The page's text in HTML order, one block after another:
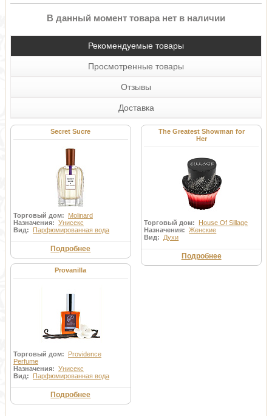
В данный момент товара нет в наличии
Рекомендуемые товары
Просмотренные товары
Отзывы
Доставка
Secret Sucre
Торговый дом: Molinard
Назначения: Унисекс
Вид:
Парфюмированная вода
Подробнее
The Greatest Showman for
Her
Торговый дом:
House Of Sillage
Назначения:Женские
Вид: Духи
Подробнее
Provanilla
Торговый дом:
Providence
Perfume
Назначения: Унисекс
Вид:
Парфюмированная вода
Подробнее